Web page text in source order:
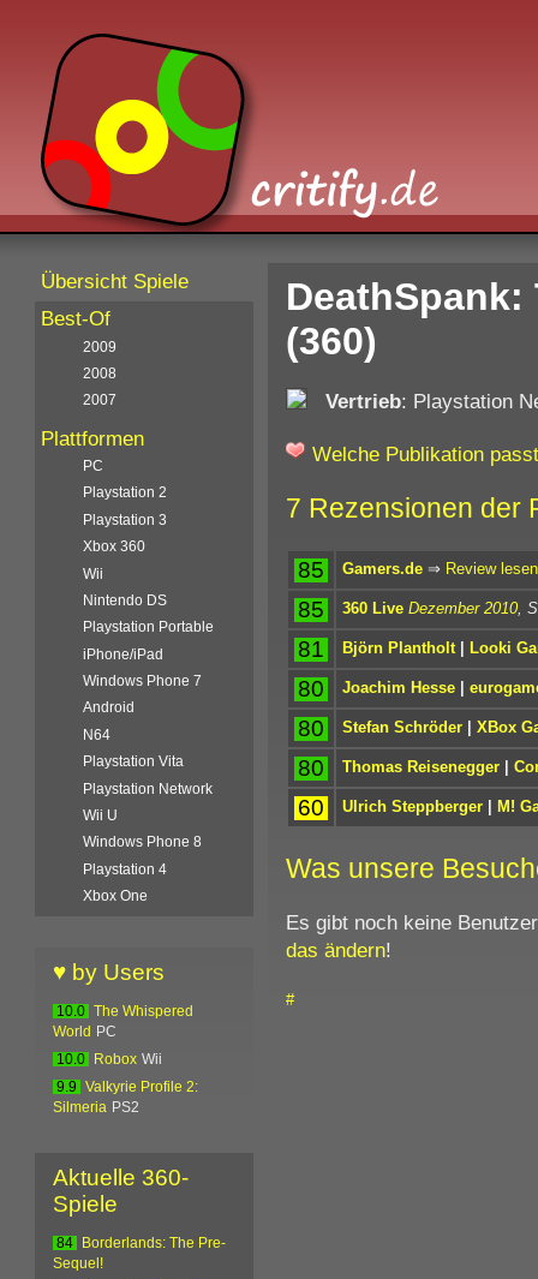
(360)
Vertrieb: Playstation
Welche Publikation
7 Rezensionen der
85 Gamers.de ⇒ Review lesen
85 360 Live Dezember 2010,
81 Björn Plantholt| Looki
80 Joachim Hesse|
80 Stefan Schröder| XBox
80 Thomas Reisenegger|
60 Ulrich Steppberger| M!
Was unsere
Es gibt noch keine
das ändern!
#
Übersicht Spiele
Best-Of
2009
2008
2007
Plattformen
PC
Playstation 2
Playstation 3
Xbox 360
Wii
Nintendo DS
Playstation Portable
iPhone/iPad
Windows Phone 7
Android
N64
Playstation Vita
Playstation Network
Wii U
Windows Phone 8
Playstation 4
Xbox One
♥ by Users
10.0
The Whispered
World
PC
10.0
Robox Wii
9.9
Valkyrie Profile 2:
Silmeria PS2
Aktuelle 360-
Spiele
84
Borderlands: The Pre-
Sequel!